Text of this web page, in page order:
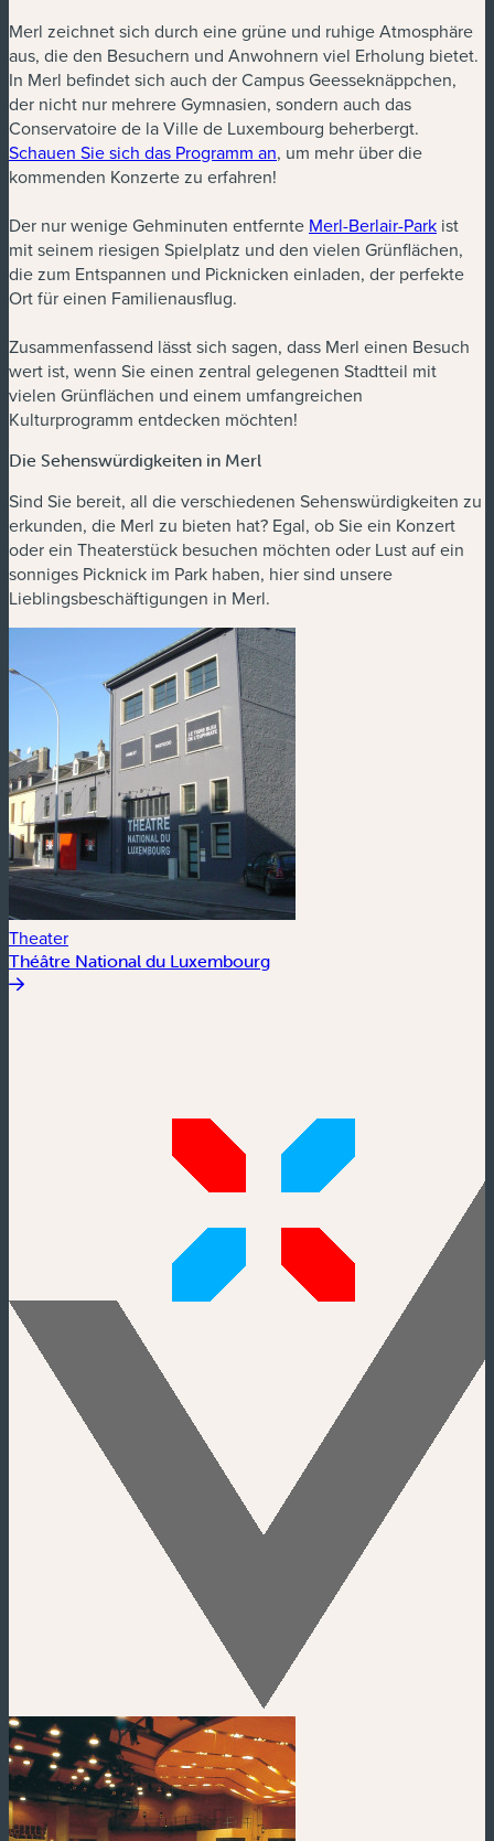
Merl zeichnet sich durch eine grüne und ruhige Atmosphäre
aus, die den Besuchern und Anwohnern viel Erholung bietet.
In Merl befindet sich auch der Campus Geesseknäppchen,
der nicht nur mehrere Gymnasien, sondern auch das
Conservatoire de la Ville de Luxembourg beherbergt.
Schauen Sie sich das Programm an, um mehr über die
kommenden Konzerte zu erfahren!
Der nur wenige Gehminuten entfernte Merl-Berlair-Park ist
mit seinem riesigen Spielplatz und den vielen Grünflächen,
die zum Entspannen und Picknicken einladen, der perfekte
Ort für einen Familienausflug.
Zusammenfassend lässt sich sagen, dass Merl einen Besuch
wert ist, wenn Sie einen zentral gelegenen Stadtteil mit
vielen Grünflächen und einem umfangreichen
Kulturprogramm entdecken möchten!
Die Sehenswürdigkeiten in Merl
Sind Sie bereit, all die verschiedenen Sehenswürdigkeiten zu
erkunden, die Merl zu bieten hat? Egal, ob Sie ein Konzert
oder ein Theaterstück besuchen möchten oder Lust auf ein
sonniges Picknick im Park haben, hier sind unsere
Lieblingsbeschäftigungen in Merl.
Theater
Théâtre National du Luxembourg